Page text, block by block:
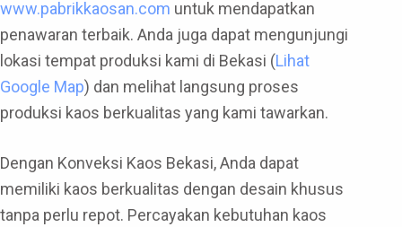
www.pabrikkaosan.com untuk mendapatkan
penawaran terbaik. Anda juga dapat mengunjungi
lokasi tempat produksi kami di Bekasi (Lihat
Google Map) dan melihat langsung proses
produksi kaos berkualitas yang kami tawarkan.
Dengan Konveksi Kaos Bekasi, Anda dapat
memiliki kaos berkualitas dengan desain khusus
tanpa perlu repot. Percayakan kebutuhan kaos